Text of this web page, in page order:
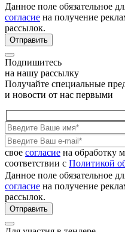
Данное поле обязательное
согласие на получение
рассылок.
Подпишитесь
на нашу рассылку
Получайте специальные
и новости от нас первыми
свое согласие на обработку
соответствии с Политикой
Данное поле обязательное
согласие на получение
рассылок.